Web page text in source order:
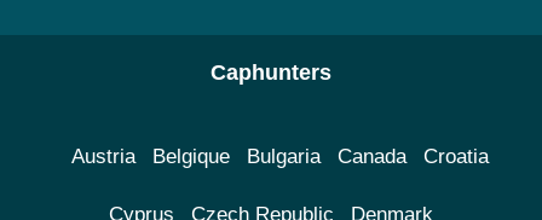
Caphunters
Austria Belgique Bulgaria Canada Croatia
Cyprus Czech Republic Denmark